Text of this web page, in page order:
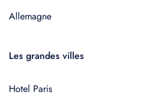
Allemagne
Les grandes villes
Hotel Paris